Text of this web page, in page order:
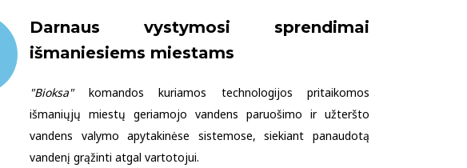
Darnaus vystymosi sprendimai
išmaniesiems miestams
"Bioksa"komandos kuriamos technologijos pritaikomos
išmaniųjų miestų geriamojo vandens paruošimo ir užteršto
vandens valymo apytakinėse sistemose, siekiant panaudotą
vandenį grąžinti atgal vartotojui.